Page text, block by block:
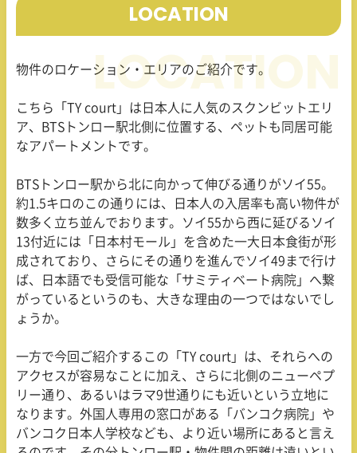
LOCATION
物件のロケーション・エリアのご紹介です。
こちら「TY court」は日本人に人気のスクンビットエリ
ア、
BTS トンロー駅北側に位置する、ペットも同居可能
なアパートメントです。
BTSトンロー駅から北に向かって伸びる通りがソイ55。
約1.5キロのこの通りには、日本人の入居率も高い物件が
数多く立ち並んでおります。ソイ55から西に延びるソイ
13付近には「日本村モール」を含めた一大日本食街が形
成されており、さらにその通りを進んでソイ49 まで行け
ば、日本語でも受信可能な「サミティベート病院」へ繋
がっているというのも、大きな理由の一つではないでし
ょうか。
一方で今回ご紹介するこの「TY court」は、それらへの
アクセスが容易なことに加え、さらに北側のニューペプ
リー通り、あるいはラマ9世通りにも近いという立地に
なります。外国人専用の窓口がある「バンコク病院」や
バンコク日本人学校なども、より近い場所にあると言え